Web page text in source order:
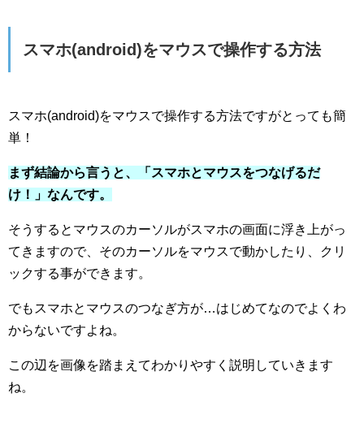
スマホ(android)をマウスで操作する方法
スマホ(android)をマウスで操作する方法ですがとっても簡
単！
まず結論から言うと、「スマホとマウスをつなげるだ
け！」なんです。
そうするとマウスのカーソルがスマホの画面に浮き上がっ
てきますので、そのカーソルをマウスで動かしたり、クリ
ックする事ができます。
でもスマホとマウスのつなぎ方が…はじめてなのでよくわ
からないですよね。
この辺を画像を踏まえてわかりやすく説明していきます
ね。